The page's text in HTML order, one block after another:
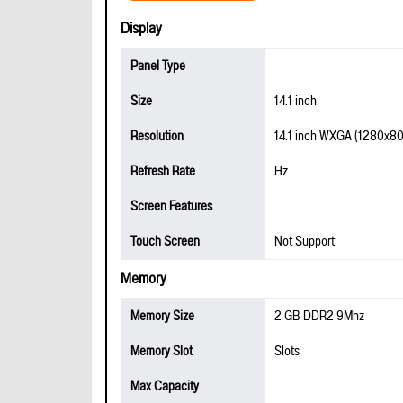
Display
Panel Type
Size
14.1 inch
Resolution
14.1 inch WXGA
Refresh Rate
Hz
Screen Features
Touch Screen
Not Support
Memory
Memory Size
2 GB DDR2 9Mhz
Memory Slot
Slots
Max Capacity